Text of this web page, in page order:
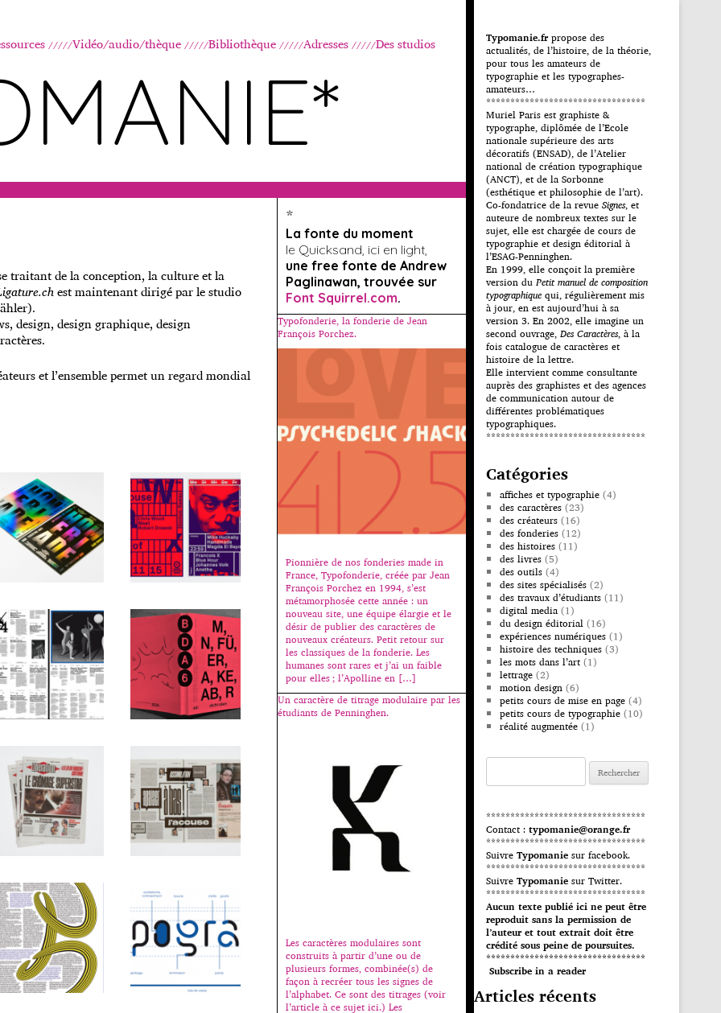
Vidéo/audio/thèque Bibliothèque Adresses Des studios
traitant de la conception, la culture et la
est maintenant dirigé par le studio
design, design graphique, design
et l’ensemble permet un regard mondial
*
La fonte du moment
le Quicksand, ici en light,
une free fonte de Andrew
Paglinawan, trouvée sur
Font Squirrel.com.
Typofonderie, la fonderie de Jean
François Porchez.
Pionnière de nos fonderies made in
France, Typofonderie, créée par Jean
François Porchez en 1994, s’est
métamorphosée cette année : un
nouveau site, une équipe élargie et le
désir de publier des caractères de
nouveaux créateurs. Petit retour sur
les classiques de la fonderie. Les
humanes sont rares et j’ai un faible
pour elles ; l’Apolline en […]
Un caractère de titrage modulaire par les
étudiants de Penninghen.
Les caractères modulaires sont
construits à partir d’une ou de
plusieurs formes, combinée(s) de
façon à recréer tous les signes de
l’alphabet. Ce sont des titrages (voir
l’article à ce sujet ici.) Les
Typomanie.fr propose des
actualités, de l’histoire, de la théorie,
pour tous les amateurs de
typographie et les typographes-
amateurs…
*********************************
Muriel Paris est graphiste &
typographe, diplômée de l’Ecole
nationale supérieure des arts
décoratifs (ENSAD), de l’Atelier
national de création typographique
(ANCT), et de la Sorbonne
(esthétique et philosophie de l’art).
Co-fondatrice de la revue Signes, et
auteure de nombreux textes sur le
sujet, elle est chargée de cours de
typographie et design éditorial à
l’ESAG-Penninghen.
En 1999, elle conçoit la première
version duPetit manuel de composition
typographique qui, régulièrement mis
à jour, en est aujourd’hui à sa
version 3. En 2002, elle imagine un
second ouvrage, Des Caractères, à la
fois catalogue de caractères et
histoire de la lettre.
Elle intervient comme consultante
auprès des graphistes et des agences
de communication autour de
différentes problématiques
typographiques.
*********************************
Catégories
affiches et typographie (4)
des caractères (23)
des créateurs (16)
des fonderies (12)
des histoires (11)
des livres (5)
des outils (4)
des sites spécialisés (2)
des travaux d’étudiants (11)
digital media (1)
du design éditorial (16)
expériences numériques (1)
histoire des techniques (3)
les mots dans l’art (1)
lettrage (2)
motion design (6)
petits cours de mise en page (4)
petits cours de typographie (10)
réalité augmentée (1)
Rechercher :
*********************************
Contact : typomanie@orange.fr
*********************************
Suivre Typomanie sur facebook.
*********************************
Suivre Typomanie sur Twitter.
*********************************
Aucun texte publié ici ne peut être
reproduit sans la permission de
l’auteur et tout extrait doit être
crédité sous peine de poursuites.
*********************************
Subscribe in a reader
Articles récents